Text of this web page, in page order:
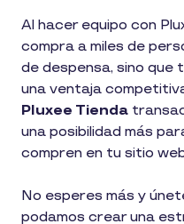
Al hacer equipo con
compra a miles de
de despensa, sino que
una ventaja
Pluxee Tienda
una posibilidad más
compren en tu sitio
No esperes más y
podamos crear una